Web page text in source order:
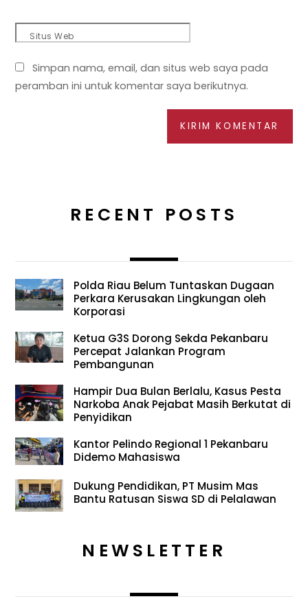
Situs Web
Simpan nama, email, dan situs web saya pada
peramban ini untuk komentar saya berikutnya.
RECENT POSTS
Polda Riau Belum Tuntaskan Dugaan
Perkara Kerusakan Lingkungan oleh
Korporasi
Ketua G3S Dorong Sekda Pekanbaru
Percepat Jalankan Program
Pembangunan
Hampir Dua Bulan Berlalu, Kasus Pesta
Narkoba Anak Pejabat Masih Berkutat di
Penyidikan
Kantor Pelindo Regional 1 Pekanbaru
Didemo Mahasiswa
Dukung Pendidikan, PT Musim Mas
Bantu Ratusan Siswa SD di Pelalawan
NEWSLETTER